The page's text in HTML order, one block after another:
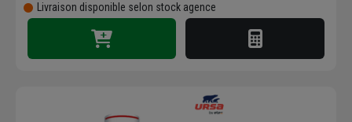
Livraison disponible selon stock agence